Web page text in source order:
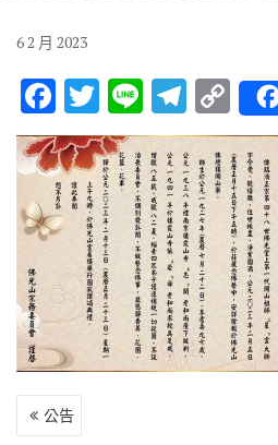
62 月 2023
F
ac
e
b
o
o
k
T
w
it
te
r
Li
n
e
T
el
e
gr
a
m
C
o
p
y
Li
n
k
文
章
公告